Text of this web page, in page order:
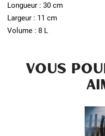
Longueur : 30 cm
Largeur : 11 cm
Volume : 8 L
VOUS